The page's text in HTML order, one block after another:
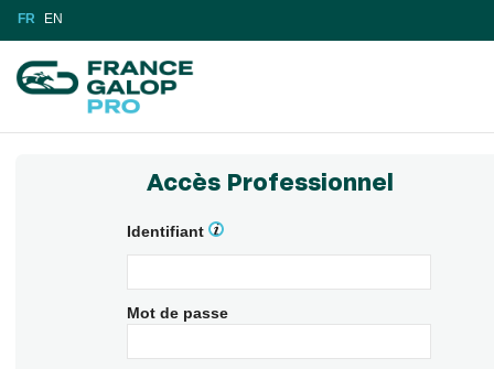
FR EN
Accès Professionnel
Identifiant
Mot de passe